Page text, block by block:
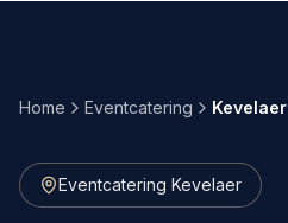
Home Eventcatering Kevelaer
Eventcatering Kevelaer